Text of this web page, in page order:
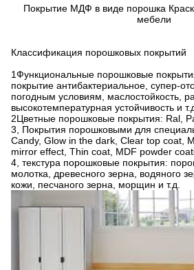
Покрытие МДФ в виде порошка
мебели
Классификация порошковых покрытий
1Функциональные порошковые
покрытие антибактериальное, супер-
погодным условиям, маслостойкость,
высокотемпературная устойчивость и
2Цветные порошковые покрытия: Ral,
3, Покрытия порошковыми для
Candy, Glow in the dark, Clear top coat,
mirror effect, Thin coat, MDF powder
4, текстура порошковые покрытия:
молотка, древесного зерна, водяного
кожи, песчаного зерна, морщин и т.д.